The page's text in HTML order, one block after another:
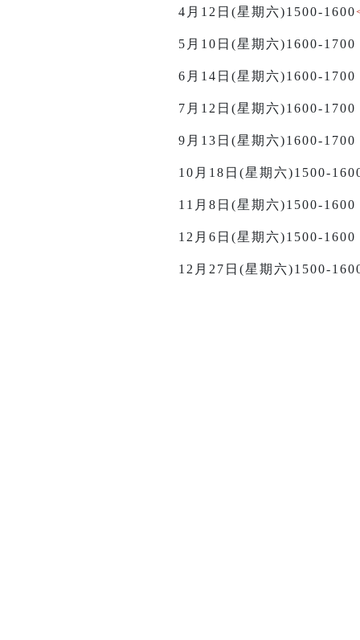
4月12日(星期六)1500-1600
5月10日(星期六)1600-
6月14日(星期六)1600-
7月12日(星期六)1600-
9月13日(星期六)1600-
10月18日(星期六)1500-
11月8日(星期六)1500-
12月6日(星期六)1500-
12月27日(星期六)1500-